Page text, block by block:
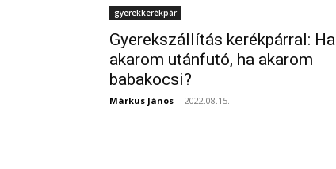
gyerekkerékpár
Gyerekszállítás kerékpárral: Ha
akarom utánfutó, ha akarom
babakocsi?
Márkus János - 2022.08.15.